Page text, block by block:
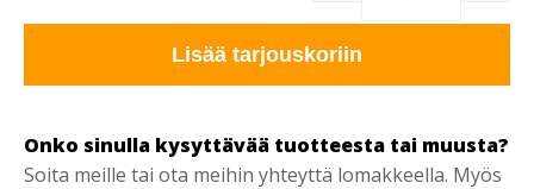
Lisää tarjouskoriin
Onko sinulla kysyttävää tuotteesta tai muusta?
Soita meille tai ota meihin yhteyttä lomakkeella. Myös